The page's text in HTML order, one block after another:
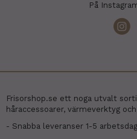
På
Frisorshop.se ett noga utvalt
håraccessoarer, värmeverktyg
- Snabba leveranser 1-5